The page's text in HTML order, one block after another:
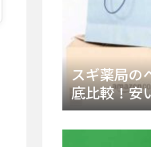
スギ薬局の
底比較！安
ップと販売
をチェック